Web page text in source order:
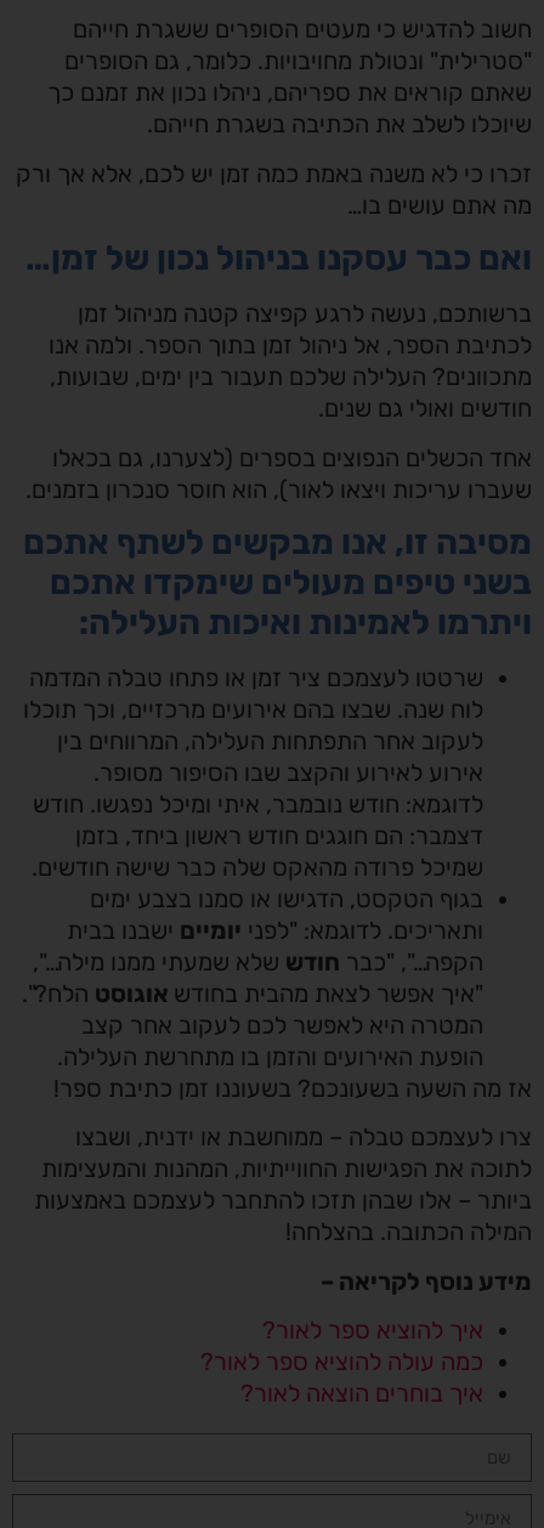
להדגיש כי מעטים הסופרים ששגרת חייהם
ונטולת מחויבויות. כלומר, גם הסופרים
קוראים את ספריהם, ניהלו נכון את זמנם כך
לשלב את הכתיבה בשגרת חייהם.
כי לא משנה באמת כמה זמן יש לכם, אלא אך ורק
אתם עושים בו…
כבר עסקנו בניהול נכון של זמן…
נעשה לרגע קפיצה קטנה מניהול זמן
הספר, אל ניהול זמן בתוך הספר. ולמה אנו
העלילה שלכם תעבור בין ימים, שבועות,
ואולי גם שנים.
הכשלים הנפוצים בספרים (לצערנו, גם בכאלו
עריכות ויצאו לאור), הוא חוסר סנכרון בזמנים.
זו, אנו מבקשים לשתף אתכם
טיפים מעולים שימקדו אתכם
לאמינות ואיכות העלילה:
שרטטו לעצמכם ציר זמן או פתחו טבלה המדמה
לוח שנה. שבצו בהם אירועים מרכזיים, וכך תוכלו
לעקוב אחר התפתחות העלילה, המרווחים בין
אירוע לאירוע והקצב שבו הסיפור מסופר.
לדוגמא: חודש נובמבר, איתי ומיכל נפגשו. חודש
דצמבר: הם חוגגים חודש ראשון ביחד, בזמן
שמיכל פרודה מהאקס שלה כבר שישה חודשים.
בגוף הטקסט, הדגישו או סמנו בצבע ימים
ותאריכים. לדוגמא: "לפנייומייםישבנו בבית
הקפה…", "כברחודששלא שמעתי ממנו מילה…",
"איך אפשר לצאת מהבית בחודשאוגוסטהלח?".
המטרה היא לאפשר לכם לעקוב אחר קצב
הופעת האירועים והזמן בו מתחרשת העלילה.
מה השעה בשעונכם? בשעוננו זמן כתיבת ספר!
לעצמכם טבלה – ממוחשבת או ידנית, ושבצו
את הפגישות החווייתיות, המהנות והמעצימות
– אלו שבהן תזכו להתחבר לעצמכם באמצעות
הכתובה. בהצלחה!
נוסף לקריאה –
איך להוציא ספר לאור?
כמה עולה להוציא ספר לאור?
איך בוחרים הוצאה לאור?